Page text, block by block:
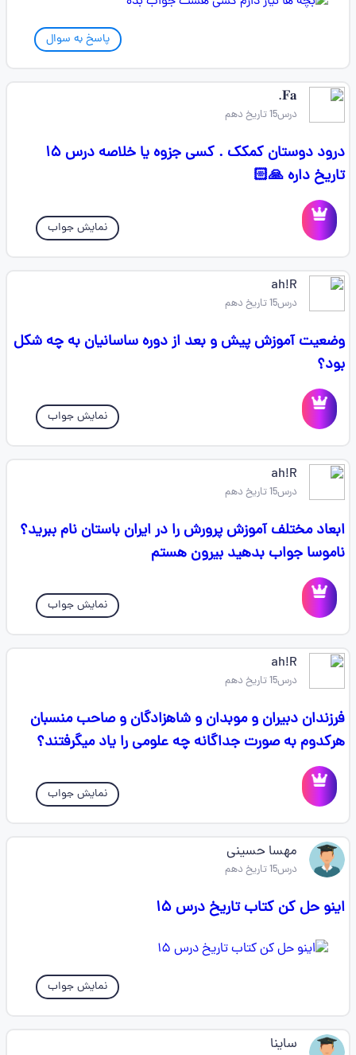
پاسخ به سوال
‌‌‌‌‌𝐅𝐚.
درس15 تاریخ دهم
درود دوستان کمکک . کسی جزوه یا خلاصه درس ۱۵
تاریخ داره 🙏🏻
نمایش جواب
ah!R
درس15 تاریخ دهم
وضعیت آموزش پیش و بعد از دوره ساسانیان به چه شکل
بود؟
نمایش جواب
ah!R
درس15 تاریخ دهم
ابعاد مختلف آموزش پرورش را در ایران باستان نام ببرید؟
ناموسا جواب بدهید بیرون هستم
نمایش جواب
ah!R
درس15 تاریخ دهم
فرزندان دبیران و موبدان و شاهزادگان و صاحب منسبان
هرکدوم به صورت جداگانه چه علومی را یاد میگرفتند؟
نمایش جواب
مهسا حسینی
درس15 تاریخ دهم
اینو حل کن کتاب تاریخ درس ۱۵
نمایش جواب
ساینا